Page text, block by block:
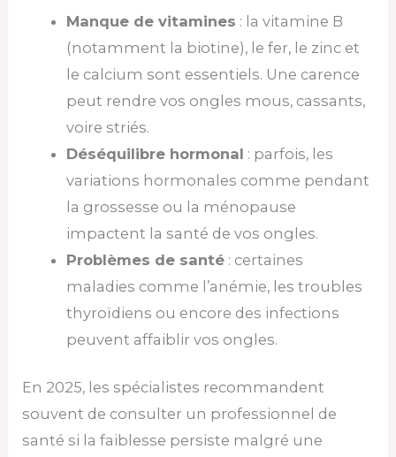
Manque de vitamines : la vitamine B
(notamment la biotine), le fer, le zinc et
le calcium sont essentiels. Une carence
peut rendre vos ongles mous, cassants,
voire striés.
Déséquilibre hormonal : parfois, les
variations hormonales comme pendant
la grossesse ou la ménopause
impactent la santé de vos ongles.
Problèmes de santé: certaines
maladies comme l’anémie, les troubles
thyroïdiens ou encore des infections
peuvent affaiblir vos ongles.
En 2025, les spécialistes recommandent
souvent de consulter un professionnel de
santé si la faiblesse persiste malgré une